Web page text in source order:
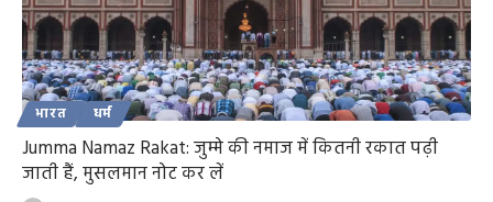
भारत धर्म
Jumma Namaz Rakat: जुम्मे की नमाज में कितनी रकात पढ़ी
जाती हैं, मुसलमान नोट कर लें